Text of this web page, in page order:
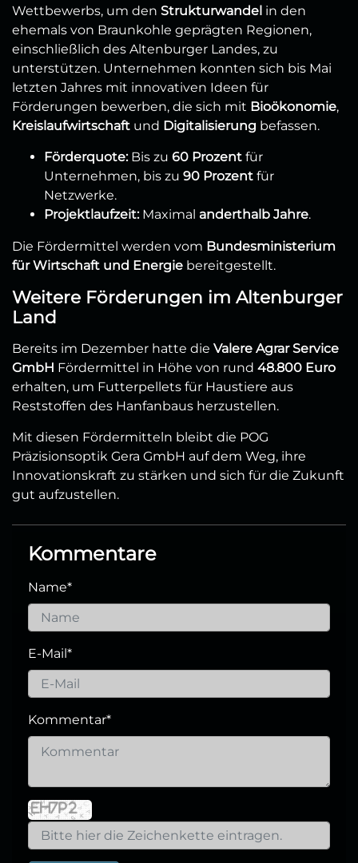
Wettbewerbs, um den Strukturwandel in den
ehemals von Braunkohle geprägten Regionen,
einschließlich des Altenburger Landes, zu
unterstützen. Unternehmen konnten sich bis Mai
letzten Jahres mit innovativen Ideen für
Förderungen bewerben, die sich mit Bioökonomie,
Kreislaufwirtschaft und Digitalisierung befassen.
Förderquote:Bis zu 60 Prozent für
Unternehmen, bis zu 90 Prozent für
Netzwerke.
Projektlaufzeit:Maximal anderthalb Jahre.
Die Fördermittel werden vom Bundesministerium
für Wirtschaft und Energie bereitgestellt.
Weitere Förderungen im Altenburger
Land
Bereits im Dezember hatte die Valere Agrar Service
GmbH Fördermittel in Höhe von rund 48.800 Euro
erhalten, um Futterpellets für Haustiere aus
Reststoffen des Hanfanbaus herzustellen.
Mit diesen Fördermitteln bleibt die POG
Präzisionsoptik Gera GmbH auf dem Weg, ihre
Innovationskraft zu stärken und sich für die Zukunft
gut aufzustellen.
Kommentare
Name*
E-Mail*
Kommentar*